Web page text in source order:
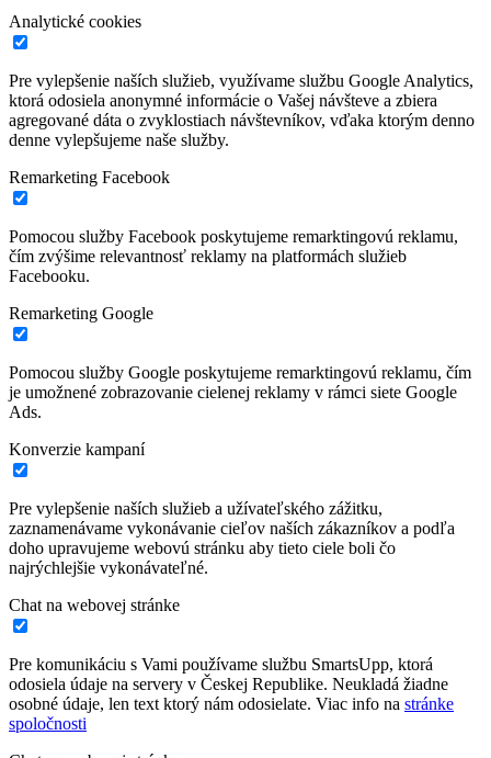
Analytické cookies
Pre vylepšenie naších služieb, využívame službu Google Analytics,
ktorá odosiela anonymné informácie o Vašej návšteve a zbiera
agregované dáta o zvyklostiach návštevníkov, vďaka ktorým denno
denne vylepšujeme naše služby.
Remarketing Facebook
Pomocou služby Facebook poskytujeme remarktingovú reklamu,
čím zvýšime relevantnosť reklamy na platformách služieb
Facebooku.
Remarketing Google
Pomocou služby Google poskytujeme remarktingovú reklamu, čím
je umožnené zobrazovanie cielenej reklamy v rámci siete Google
Ads.
Konverzie kampaní
Pre vylepšenie naších služieb a užívateľského zážitku,
zaznamenávame vykonávanie cieľov naších zákazníkov a podľa
doho upravujeme webovú stránku aby tieto ciele boli čo
najrýchlejšie vykonávateľné.
Chat na webovej stránke
Pre komunikáciu s Vami používame službu SmartsUpp, ktorá
odosiela údaje na servery v Českej Republike. Neukladá žiadne
osobné údaje, len text ktorý nám odosielate. Viac info na stránke
spoločnosti